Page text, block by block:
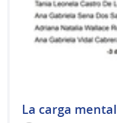
La carga mental